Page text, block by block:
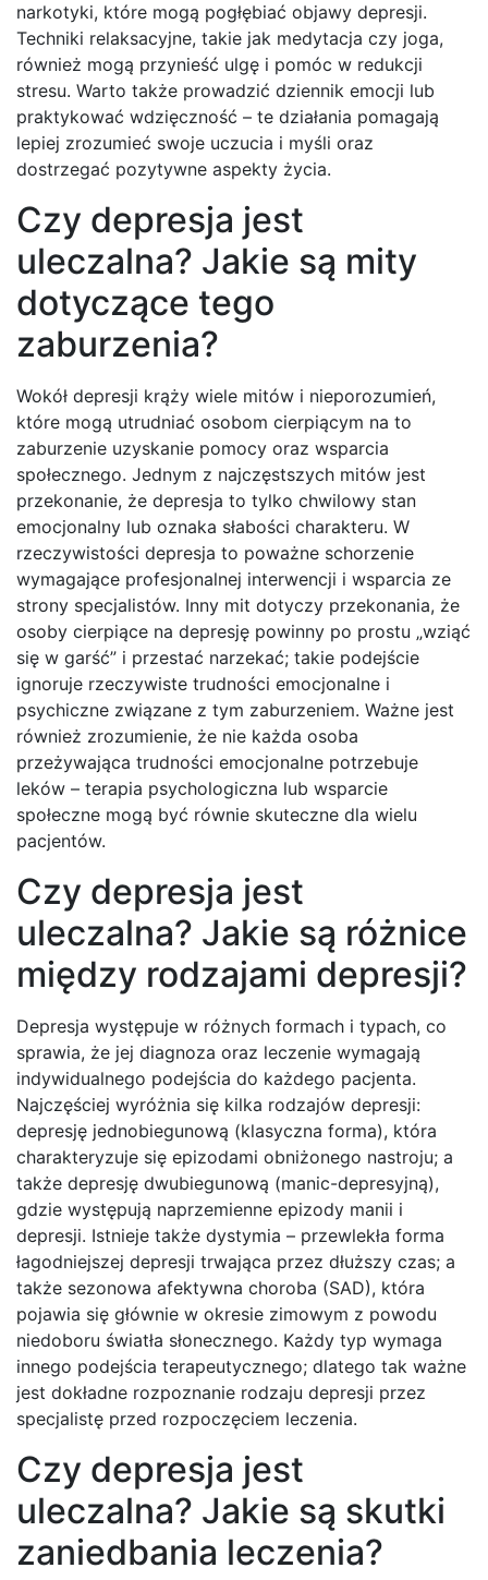
narkotyki, które mogą pogłębiać objawy depresji.
Techniki relaksacyjne, takie jak medytacja czy joga,
również mogą przynieść ulgę i pomóc w redukcji
stresu. Warto także prowadzić dziennik emocji lub
praktykować wdzięczność – te działania pomagają
lepiej zrozumieć swoje uczucia i myśli oraz
dostrzegać pozytywne aspekty życia.
Czy depresja jest
uleczalna? Jakie są mity
dotyczące tego
zaburzenia?
Wokół depresji krąży wiele mitów i nieporozumień,
które mogą utrudniać osobom cierpiącym na to
zaburzenie uzyskanie pomocy oraz wsparcia
społecznego. Jednym z najczęstszych mitów jest
przekonanie, że depresja to tylko chwilowy stan
emocjonalny lub oznaka słabości charakteru. W
rzeczywistości depresja to poważne schorzenie
wymagające profesjonalnej interwencji i wsparcia ze
strony specjalistów. Inny mit dotyczy przekonania, że
osoby cierpiące na depresję powinny po prostu „wziąć
się w garść” i przestać narzekać; takie podejście
ignoruje rzeczywiste trudności emocjonalne i
psychiczne związane z tym zaburzeniem. Ważne jest
również zrozumienie, że nie każda osoba
przeżywająca trudności emocjonalne potrzebuje
leków – terapia psychologiczna lub wsparcie
społeczne mogą być równie skuteczne dla wielu
pacjentów.
Czy depresja jest
uleczalna? Jakie są różnice
między rodzajami depresji?
Depresja występuje w różnych formach i typach, co
sprawia, że jej diagnoza oraz leczenie wymagają
indywidualnego podejścia do każdego pacjenta.
Najczęściej wyróżnia się kilka rodzajów depresji:
depresję jednobiegunową (klasyczna forma), która
charakteryzuje się epizodami obniżonego nastroju; a
także depresję dwubiegunową (manic-depresyjną),
gdzie występują naprzemienne epizody manii i
depresji. Istnieje także dystymia – przewlekła forma
łagodniejszej depresji trwająca przez dłuższy czas; a
także sezonowa afektywna choroba (SAD), która
pojawia się głównie w okresie zimowym z powodu
niedoboru światła słonecznego. Każdy typ wymaga
innego podejścia terapeutycznego; dlatego tak ważne
jest dokładne rozpoznanie rodzaju depresji przez
specjalistę przed rozpoczęciem leczenia.
Czy depresja jest
uleczalna? Jakie są skutki
zaniedbania leczenia?